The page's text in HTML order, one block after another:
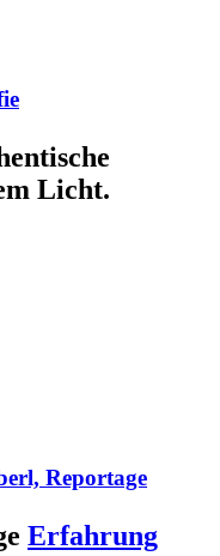
Licht.
Reportage
Erfahrung